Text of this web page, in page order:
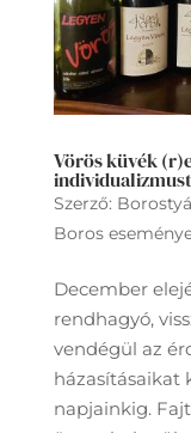
Vörös küvék
Szerző:
Boros
December
rendhagyó,
vendégül az
házasításaikat
napjainkig.